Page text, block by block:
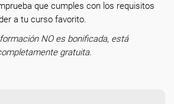
que cumples con los requisitos
a tu curso favorito.
NO es bonificada, está
gratuita.